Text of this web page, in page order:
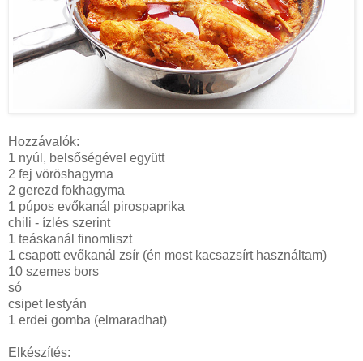
Hozzávalók:
1 nyúl, belsőségével együtt
2 fej vöröshagyma
2 gerezd fokhagyma
1 púpos evőkanál pirospaprika
chili - ízlés szerint
1 teáskanál finomliszt
1 csapott evőkanál zsír (én most kacsazsírt használtam)
10 szemes bors
só
csipet lestyán
1 erdei gomba (elmaradhat)
Elkészítés: